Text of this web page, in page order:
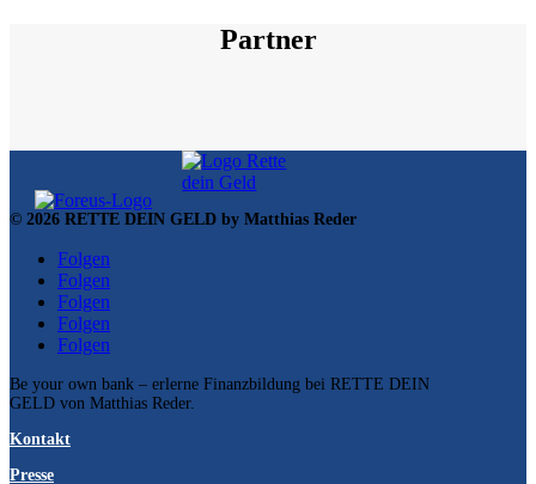
Partner
© 2026 RETTE DEIN GELD by Matthias Reder
Folgen
Folgen
Folgen
Folgen
Folgen
Be your own bank – erlerne Finanzbildung bei RETTE DEIN
GELD von Matthias Reder.
Kontakt
Presse